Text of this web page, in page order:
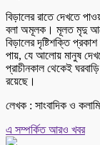
বিড়ালের রাতে দেখতে
বলা অমূলক। মূলত মৃদু
বিড়ালের দৃষ্টিশক্তি
পায়, যে আলোয় মানুষ
প্রাচীনকাল থেকেই
রয়েছে।
লেখক : সাংবাদিক ও
এ সম্পর্কিত আরও খবর